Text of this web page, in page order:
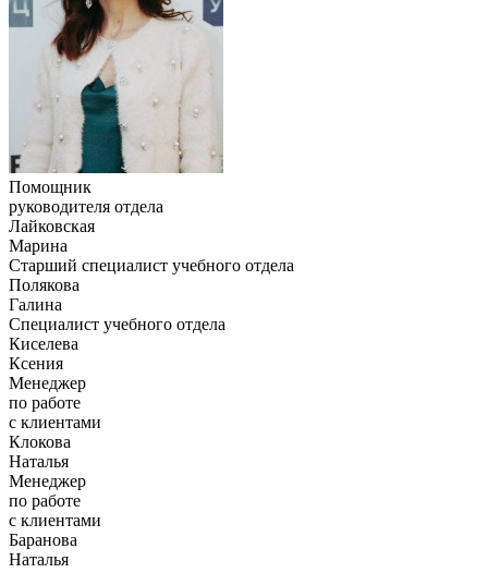
Помощник
руководителя отдела
Лайковская
Марина
Старший специалист учебного отдела
Полякова
Галина
Специалист учебного отдела
Киселева
Ксения
Менеджер
по работе
с клиентами
Клокова
Наталья
Менеджер
по работе
с клиентами
Баранова
Наталья